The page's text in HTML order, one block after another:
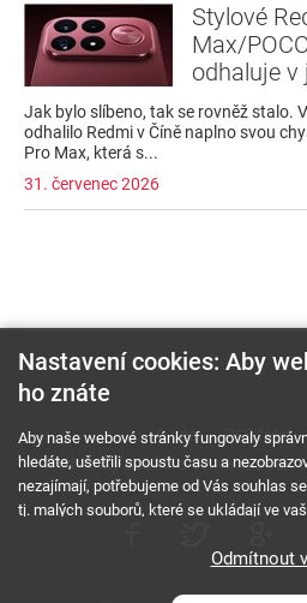
Stylové
Max/
odhaluje v
Jak bylo slíbeno, tak se rovněž stalo.
odhalilo Redmi v Číně naplno svou
Pro Max, která s...
31. červenec 2026
O nás RSS feed
Podmínky použití a ochrana
Nastavení cookies: Aby
ho znáte
Aby naše webové stránky fungovaly
hledáte, ušetřili spoustu času a
nezajímají, potřebujeme od Vás souhlas
tj. malých souborů, které se ukládají ve
Odmítnout